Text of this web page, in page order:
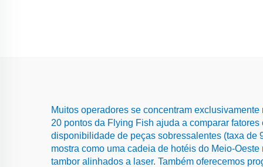
Muitos operadores se concentram
20 pontos da Flying Fish ajuda a comparar
disponibilidade de peças sobressalentes (taxa de
mostra como uma cadeia de hotéis do Meio-
tambor alinhados a laser. Também oferecemos